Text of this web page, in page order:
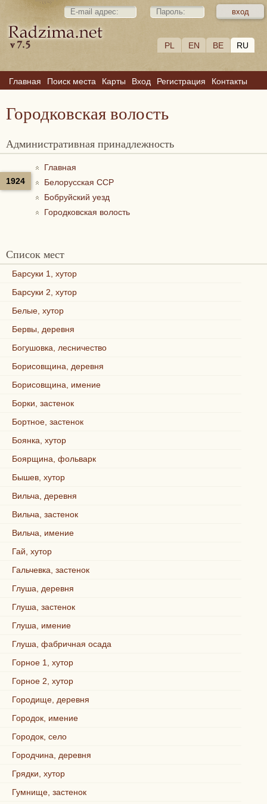
PL EN BE RU
Главная Поиск места Карты Вход Регистрация Контакты
Городковская волость
Административная принадлежность
1924
Главная
Белорусская ССР
Бобруйский уезд
Городковская волость
Список мест
Барсуки 1, хутор
Барсуки 2, хутор
Белые, хутор
Бервы, деревня
Богушовка, лесничество
Борисовщина, деревня
Борисовщина, имение
Борки, застенок
Бортное, застенок
Боянка, хутор
Боярщина, фольварк
Бышев, хутор
Вильча, деревня
Вильча, застенок
Вильча, имение
Гай, хутор
Гальчевка, застенок
Глуша, деревня
Глуша, застенок
Глуша, имение
Глуша, фабричная осада
Горное 1, хутор
Горное 2, хутор
Городище, деревня
Городок, имение
Городок, село
Городчина, деревня
Грядки, хутор
Гумнище, застенок